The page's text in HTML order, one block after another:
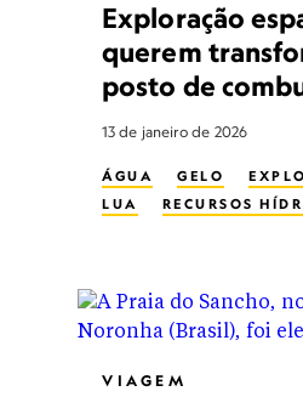
Exploração
querem
posto de
13 de janeiro de 2026
ÁGUA GELO
LUA
RECURSOS
VIAGEM